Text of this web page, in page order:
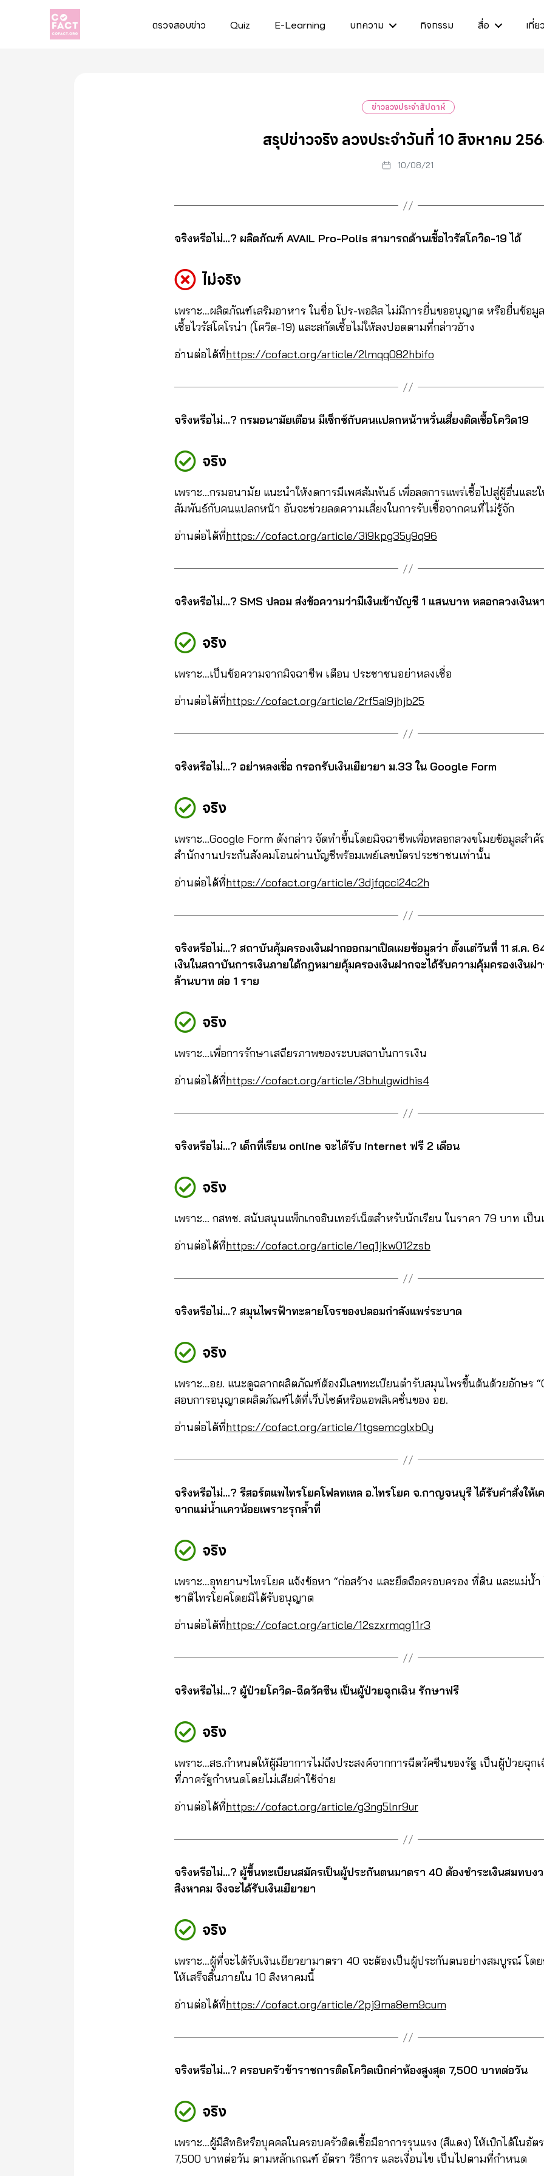
ตรวจสอบข่าว Quiz E-Learning บทความ กิจกรรม สื่อ เกี่ย
ข่าวลวงประจำสัปดาห์
สรุปข่าวจริง ลวงประจำวันที่ 10 สิงหาคม
10/08/21
จริงหรือไม่…? ผลิตภัณฑ์ AVAIL Pro-Polis สามารถต้านเชื้อไวรัสโควิด-19 ได้
ไม่จริง
เพราะ…ผลิตภัณฑ์เสริมอาหาร ในชื่อ โปร-พอลิส ไม่มีการยื่นขออนุญาต หรือยื่นข้อมู
เชื้อไวรัสโคโรน่า (โควิด-19) และสกัดเชื้อไม่ให้ลงปอดตามที่กล่าวอ้าง
อ่านต่อได้ที่https://cofact.org/article/2lmqq082hbifo
จริงหรือไม่…? กรมอนามัยเตือน มีเซ็กซ์กับคนแปลกหน้าหวั่นเสี่ยงติดเชื้อโควิด19
จริง
เพราะ…กรมอนามัย แนะนำให้งดการมีเพศสัมพันธ์ เพื่อลดการแพร่เชื้อไปสู่ผู้อื่นและ
สัมพันธ์กับคนแปลกหน้า อันจะช่วยลดความเสี่ยงในการรับเชื้อจากคนที่ไม่รู้จัก
อ่านต่อได้ที่https://cofact.org/article/3i9kpg35y9q96
จริงหรือไม่…? SMS ปลอม ส่งข้อความว่ามีเงินเข้าบัญชี 1 แสนบาท หลอกลวงเงิน
จริง
เพราะ…เป็นข้อความจากมิจฉาชีพ เตือน ประชาชนอย่าหลงเชื่อ
อ่านต่อได้ที่https://cofact.org/article/2rf5ai9jhjb25
จริงหรือไม่…? อย่าหลงเชื่อ กรอกรับเงินเยียวยา ม.33 ใน Google Form
จริง
เพราะ…Google Form ดังกล่าว จัดทำขึ้นโดยมิจฉาชีพเพื่อหลอกลวงขโมยข้อมูลสำ
สำนักงานประกันสังคมโอนผ่านบัญชีพร้อมเพย์เลขบัตรประชาชนเท่านั้น
อ่านต่อได้ที่https://cofact.org/article/3djfqcci24c2h
จริงหรือไม่…? สถาบันคุ้มครองเงินฝากออกมาเปิดเผยข้อมูลว่า ตั้งแต่วันที่ 11 ส.ค.
เงินในสถาบันการเงินภายใต้กฎหมายคุ้มครองเงินฝากจะได้รับความคุ้มครองเงินฝา
ล้านบาท ต่อ 1 ราย
จริง
เพราะ…เพื่อการรักษาเสถียรภาพของระบบสถาบันการเงิน
อ่านต่อได้ที่https://cofact.org/article/3bhulgwidhis4
จริงหรือไม่…? เด็กที่เรียน online จะได้รับ internet ฟรี 2 เดือน
จริง
เพราะ… กสทช. สนับสนุนแพ็กเกจอินเทอร์เน็ตสำหรับนักเรียน ในราคา 79 บาท เป็น
อ่านต่อได้ที่https://cofact.org/article/1eq1jkw012zsb
จริงหรือไม่…? สมุนไพรฟ้าทะลายโจรของปลอมกำลังแพร่ระบาด
จริง
เพราะ…อย. แนะดูฉลากผลิตภัณฑ์ต้องมีเลขทะเบียนตำรับสมุนไพรขึ้นต้นด้วยอักษร
สอบการอนุญาตผลิตภัณฑ์ได้ที่เว็บไซต์หรือแอพลิเคชั่นของ อย.
อ่านต่อได้ที่https://cofact.org/article/1tgsemcglxb0y
จริงหรือไม่…? รีสอร์ตแพไทรโยคโฟลทเทล อ.ไทรโยค จ.กาญจนบุรี ได้รับคำสั่งให้
จากแม่น้ำแควน้อยเพราะรุกล้ำที่
จริง
เพราะ…อุทยานฯไทรโยค แจ้งข้อหา “ก่อสร้าง และยึดถือครอบครอง ที่ดิน และแม่น้
ชาติไทรโยคโดยมิได้รับอนุญาต
อ่านต่อได้ที่https://cofact.org/article/12szxrmqg11r3
จริงหรือไม่…? ผู้ป่วยโควิด-ฉีดวัคซีน เป็นผู้ป่วยฉุกเฉิน รักษาฟรี
จริง
เพราะ…สธ.กำหนดให้ผู้มีอาการไม่ถึงประสงค์จากการฉีดวัคซีนของรัฐ เป็นผู้ป่วยฉุก
ที่ภาครัฐกำหนดโดยไม่เสียค่าใช้จ่าย
อ่านต่อได้ที่https://cofact.org/article/g3ng5lnr9ur
จริงหรือไม่…? ผู้ขึ้นทะเบียนสมัครเป็นผู้ประกันตนมาตรา 40 ต้องชำระเงินสมทบง
สิงหาคม จึงจะได้รับเงินเยียวยา
จริง
เพราะ…ผู้ที่จะได้รับเงินเยียวยามาตรา 40 จะต้องเป็นผู้ประกันตนอย่างสมบูรณ์ โดย
ให้เสร็จสิ้นภายใน 10 สิงหาคมนี้
อ่านต่อได้ที่https://cofact.org/article/2pj9ma8em9cum
จริงหรือไม่…? ครอบครัวข้าราชการติดโควิดเบิกค่าห้องสูงสุด 7,500 บาทต่อวัน
จริง
เพราะ…ผู้มีสิทธิหรือบุคคลในครอบครัวติดเชื้อมีอาการรุนแรง (สีแดง) ให้เบิกได้ในอัต
7,500 บาทต่อวัน ตามหลักเกณฑ์ อัตรา วิธีการ และเงื่อนไข เป็นไปตามที่กำหนด